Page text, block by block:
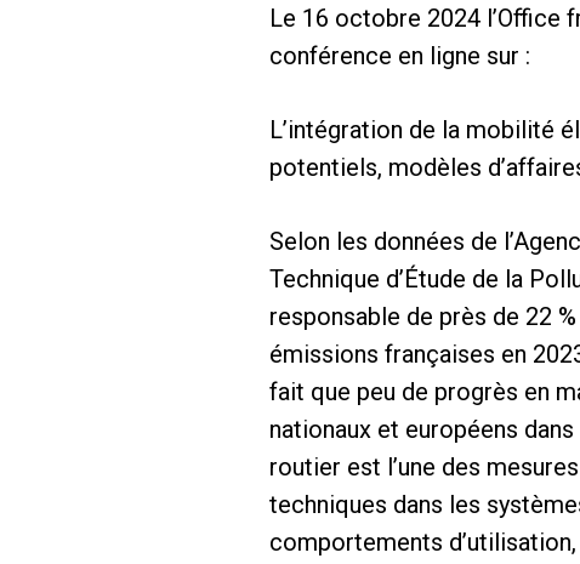
Le 16 octobre 2024 l’Office
conférence en ligne sur :
L’intégration de la mobilité
potentiels, modèles
Selon les données de
Technique d’Étude de la
responsable de près de 22
émissions françaises en
fait que peu de progrès en
nationaux et européens
routier est l’une des
techniques dans les
comportements